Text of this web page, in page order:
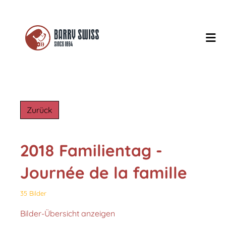
Zurück
2018 Familientag -
Journée de la famille
35 Bilder
Bilder-Übersicht anzeigen